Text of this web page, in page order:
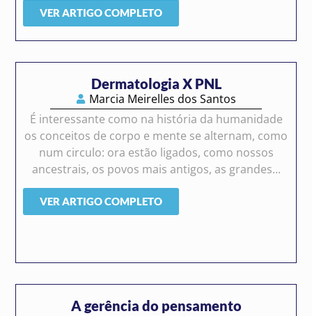
VER ARTIGO COMPLETO
Dermatologia X PNL
Marcia Meirelles dos Santos
É interessante como na história da humanidade
os conceitos de corpo e mente se alternam, como
num circulo: ora estão ligados, como nossos
ancestrais, os povos mais antigos, as grandes...
VER ARTIGO COMPLETO
A gerência do pensamento